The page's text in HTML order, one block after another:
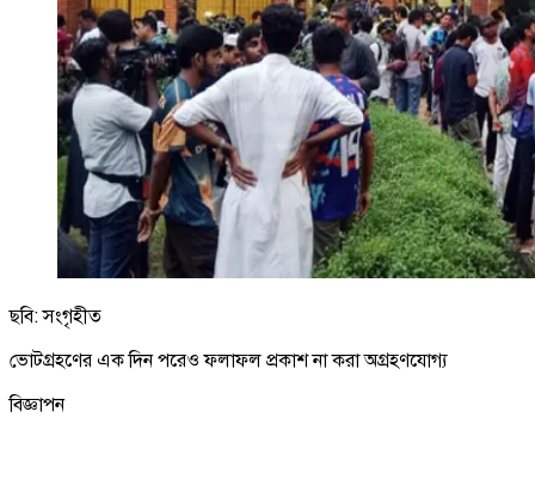
ছবি: সংগৃহীত
ভোটগ্রহণের এক দিন পরেও ফলাফল প্রকাশ না করা অগ্রহণযোগ্য
বিজ্ঞাপন